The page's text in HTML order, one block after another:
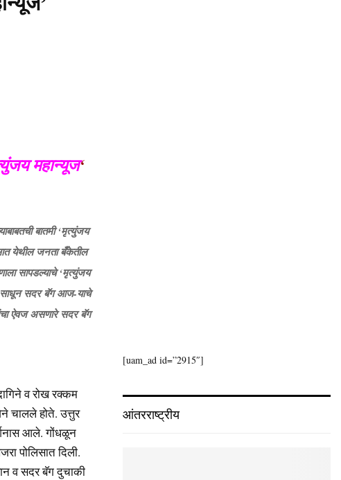
महान्यूज‘
बातमी ‘मृत्युंजय
येथील जनता बँकेतील
सापडल्याचे ‘मृत्युंजय
साधून सदर बॅग आज-याचे
ऐवज असणारे सदर बॅग
व रोख रक्कम
चालले होते. उत्तुर
आले. गोंधळून
पोलिसात दिली.
व सदर बॅग दुचाकी
[uam_ad id=”2915″]
आंतरराष्ट्रीय